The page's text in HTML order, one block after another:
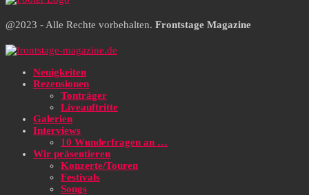
@2023 - Alle Rechte vorbehalten. Frontstage Magazine
Neuigkeiten
Rezensionen
Tonträger
Liveauftritte
Galerien
Interviews
10 Wunderfragen an …
Wir präsentieren
Konzerte/Touren
Festivals
Songs